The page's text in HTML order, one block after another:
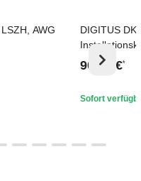
AWG
Top
DIGITUS
(LSZH-1),
90,28 €*
Sofort